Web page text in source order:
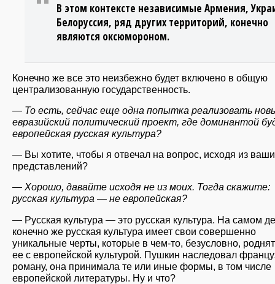
В этом контексте независимые Армения,
Белоруссия, ряд других территорий, конечно
являются оксюмороном.
Конечно же все это неизбежно будет включено в общую
централизованную государственность.
— То есть, сейчас еще одна попытка реализовать
евразийский политический проект, где доминантой
европейская русская культура?
— Вы хотите, чтобы я отвечал на вопрос, исходя из
представлений?
— Хорошо, давайте исходя не из моих. Тогда скажите:
русская культура — не европейская?
— Русская культура — это русская культура. На самом
конечно же русская культура имеет свои совершенно
уникальные черты, которые в чем-то, безусловно, роднят
ее с европейской культурой. Пушкин наследовал
роману, она принимала те или иные формы, в том числе
европейской литературы. Ну и что?